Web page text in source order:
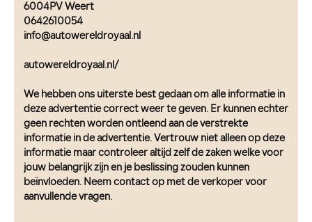
6004PV Weert
0642610054
info@autowereldroyaal.nl
autowereldroyaal.nl/
We hebben ons uiterste best gedaan om alle informatie in
deze advertentie correct weer te geven. Er kunnen echter
geen rechten worden ontleend aan de verstrekte
informatie in de advertentie. Vertrouw niet alleen op deze
informatie maar controleer altijd zelf de zaken welke voor
jouw belangrijk zijn en je beslissing zouden kunnen
beïnvloeden. Neem contact op met de verkoper voor
aanvullende vragen.